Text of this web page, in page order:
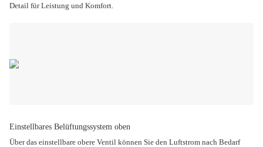
Detail für Leistung und Komfort.
Einstellbares Belüftungssystem oben
Über das einstellbare obere Ventil können Sie den Luftstrom nach Bedarf